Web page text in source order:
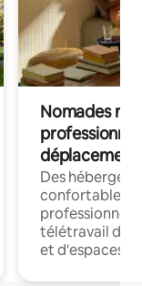
Nomades
déplacement
Des
confortables
professionnels
télétravail
et d'espaces